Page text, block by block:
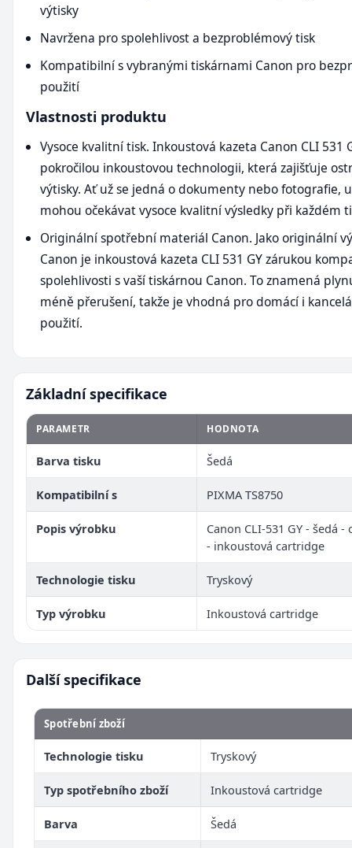
výtisky
Navržena pro spolehlivost a bezproblémový tisk
Kompatibilní s vybranými tiskárnami Canon pro
použití
Vlastnosti produktu
Vysoce kvalitní tisk. Inkoustová kazeta Canon CLI 531
pokročilou inkoustovou technologii, která zajišťuje
výtisky. Ať už se jedná o dokumenty nebo fotografie,
mohou očekávat vysoce kvalitní výsledky při každém
Originální spotřební materiál Canon. Jako originální
Canon je inkoustová kazeta CLI 531 GY zárukou
spolehlivosti s vaší tiskárnou Canon. To znamená
méně přerušení, takže je vhodná pro domácí i
použití.
Základní specifikace
PARAMETR HODNOTA
Barva tisku Šedá
Kompatibilní s PIXMA TS8750
Popis výrobku
Canon CLI-531 GY - šedá
- inkoustová cartridge
Technologie tisku Tryskový
Typ výrobku Inkoustová cartridge
Další specifikace
Spotřební zboží
Technologie tisku Tryskový
Typ spotřebního zboží Inkoustová cartridge
Barva Šedá